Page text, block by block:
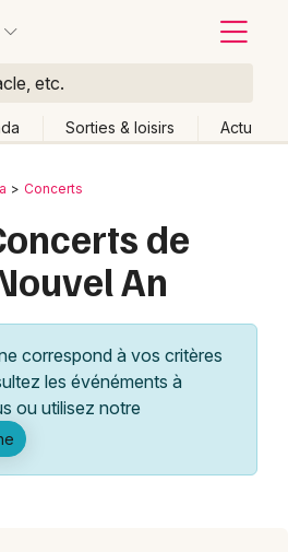
etc.
Sorties & loisirs Actu
Concerts
de
An
correspond à vos critères
les événéments à
ou utilisez notre
Changer de lieu
Effacer les dates
Ce week-end Autre